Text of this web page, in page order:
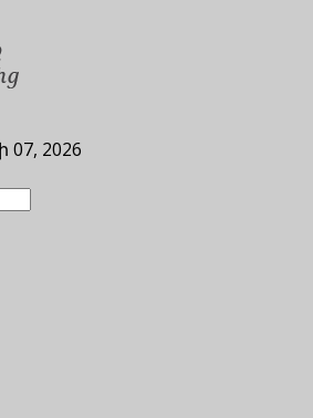
2026